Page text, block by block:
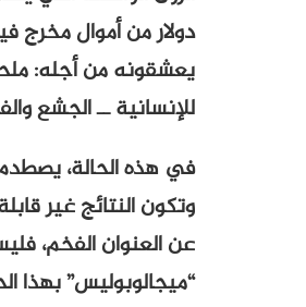
دولار من أموال مخرج
يعشقونه من أجله:
للإنسانية ــ الجشع
في هذه الحالة،
وتكون النتائج غير
عن العنوان الفخم،
“ميجالوبوليس” بهذا